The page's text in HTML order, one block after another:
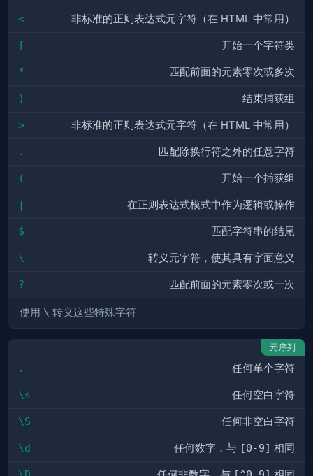
< 非标准的正则表达式元字符（在 HTML 中常用）
[ 开始一个字符类
* 匹配前面的元素零次或多次
) 结束捕获组
> 非标准的正则表达式元字符（在 HTML 中常用）
. 匹配除换行符之外的任意字符
( 开始一个捕获组
| 在正则表达式模式中作为逻辑或操作
$ 匹配字符串的结尾
\ 转义元字符，使其具有字面意义
? 匹配前面的元素零次或一次
使用 \ 转义这些特殊字符
元序列
. 任何单个字符
\s 任何空白字符
\S 任何非空白字符
\d 任何数字，与 [0-9] 相同